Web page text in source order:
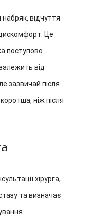
набряк, відчуття
Це
поступово
від
зазвичай після
ніж після
хірурга,
та визначає